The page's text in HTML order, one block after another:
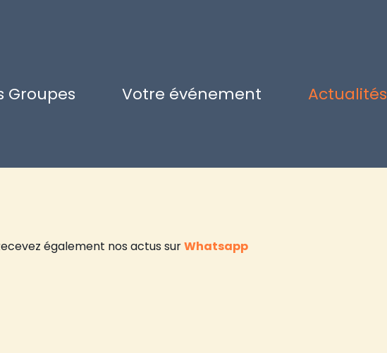
Groupes Votre événement Actualités
également nos actus surWhatsapp